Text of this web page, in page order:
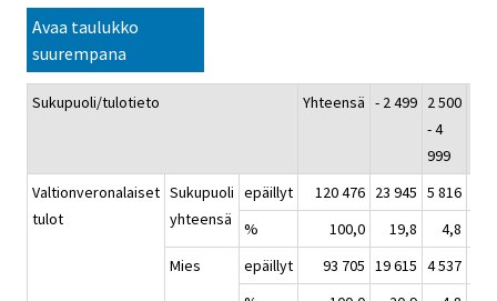
Avaa taulukko
suurempana
Sukupuoli/tulotieto Yhteensä - 2 499 2 500
- 4
999
Valtionveronalaiset
tulot
Sukupuoli
yhteensä
epäillyt 120 476 23 945 5 816
%
100,0 19,8 4,8
Mies
epäillyt 93 705 19 615 4 537